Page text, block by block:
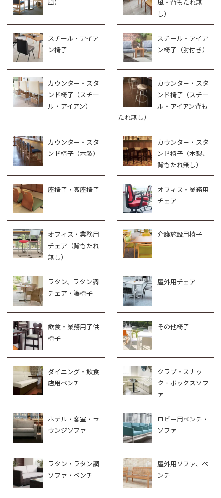
風）
風・背もたれ無
し）
スチール・アイア
ン椅子
スチール・アイア
ン椅子（肘付き）
カウンター・スタ
ンド椅子（スチー
ル・アイアン）
カウンター・スタ
ンド椅子（スチー
ル・アイアン背も
たれ無し）
カウンター・スタ
ンド椅子（木製）
カウンター・スタ
ンド椅子（木製、
背もたれ無し）
座椅子・高座椅子
オフィス・業務用
チェア
オフィス・業務用
チェア（背もたれ
無し）
介護施設用椅子
ラタン、ラタン調
チェア・籐椅子
屋外用チェア
飲食・業務用子供
椅子
その他椅子
ダイニング・飲食
店用ベンチ
クラブ・スナッ
ク・ボックスソフ
ァ
ホテル・客室・ラ
ウンジソファ
ロビー用ベンチ・
ソファ
ラタン・ラタン調
ソファ・ベンチ
屋外用ソファ、ベ
ンチ